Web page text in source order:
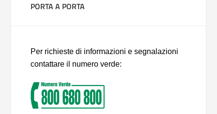
PORTA A PORTA
Per richieste di informazioni e segnalazioni
contattare il numero verde: